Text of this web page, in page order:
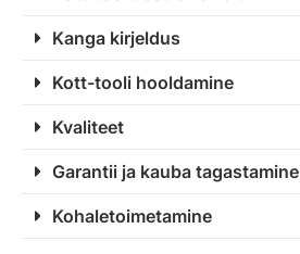
Kanga kirjeldus
Kott-tooli hooldamine
Kvaliteet
Garantii ja kauba tagastamine
Kohaletoimetamine